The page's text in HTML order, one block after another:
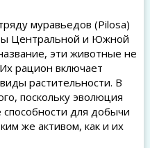
муравьедов (Pilosa)
Центральной и Южной
эти животные не
рацион включает
растительности. В
поскольку эволюция
для добычи
же активом, как и их